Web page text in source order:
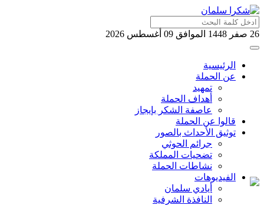
26 صفر 1448 الموافق 09 أغسطس 2026
الرئيسية
عن الحملة
تمهيد
أهداف الحملة
عاصفة الشكر بإيجاز
قالوا عن الحملة
توثيق الأحداث بالصور
جرائم الحوثي
تضحيات المملكة
نشاطات الحملة
الفيديوهات
أيادي سلمان
النافذة الشرفية